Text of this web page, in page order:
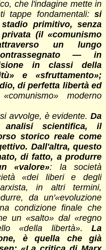
che l'indagine mette in
tappe fondamentali:si
primitivo, senza
(il «comunismo
un lungo
— in
in classi della
e «sfruttamento»;
di perfetta libertà ed
moderno
avvolge, è evidente.Da
scientifica, il
storico reale come
Dall'altra, questo
di fatto, a produrre
«valore»: la società
«dei liberi e degli
in altri termini,
da un'«evoluzione
condizione finale che
un «salto» dal «regno
«della libertà».La
è quella che già